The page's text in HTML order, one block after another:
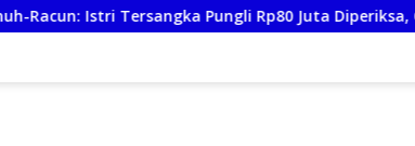
Tersangka Pungli Rp80 Juta Diperiksa, Oknum G